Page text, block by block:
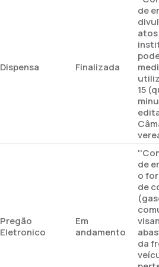
Dispensa Finalizada
de
atos
15
Pregão
Eletronico
Em
andamento
de
o
de
da